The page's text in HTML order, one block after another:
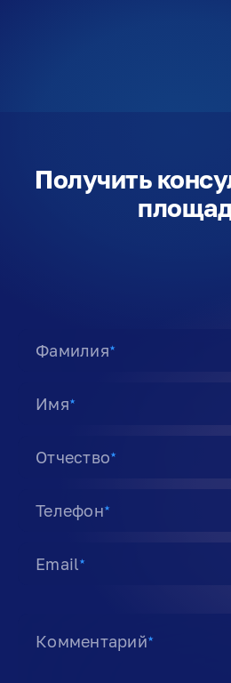
Получить
Фамилия ★
Имя ★
Отчество ★
Телефон ★
Email ★
Комментарий ★